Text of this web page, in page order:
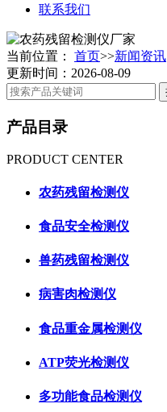
联系我们
当前位置： 首页>>新闻资讯
更新时间：2026-08-09
产品目录
PRODUCT CENTER
农药残留检测仪
食品安全检测仪
兽药残留检测仪
病害肉检测仪
食品重金属检测仪
ATP荧光检测仪
多功能食品检测仪